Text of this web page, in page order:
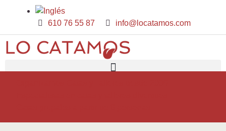
610 76 55 87 info@locatamos.com